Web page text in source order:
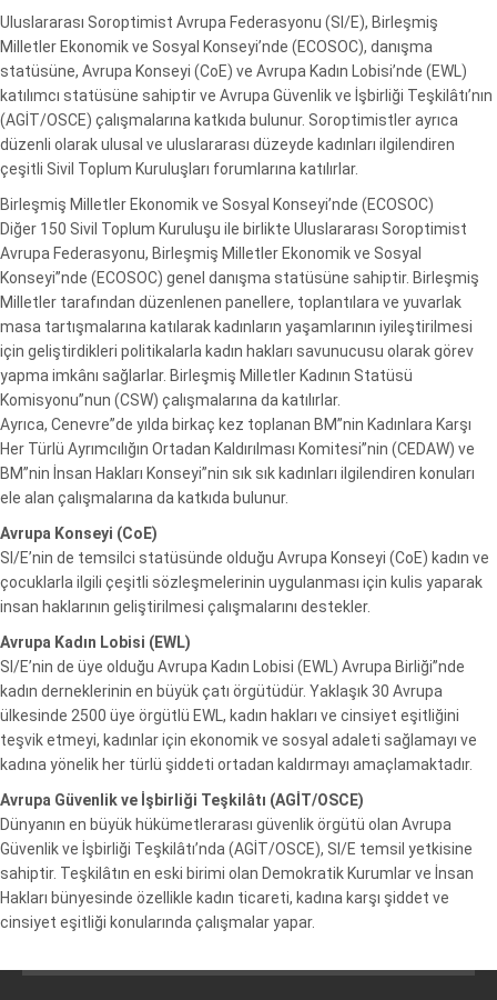
Uluslararası Soroptimist Avrupa Federasyonu (SI/E), Birleşmiş
Milletler Ekonomik ve Sosyal Konseyi’nde (ECOSOC), danışma
statüsüne, Avrupa Konseyi (CoE) ve Avrupa Kadın Lobisi’nde (EWL)
katılımcı statüsüne sahiptir ve Avrupa Güvenlik ve İşbirliği Teşkilâtı’nın
(AGİT/OSCE) çalışmalarına katkıda bulunur. Soroptimistler ayrıca
düzenli olarak ulusal ve uluslararası düzeyde kadınları ilgilendiren
çeşitli Sivil Toplum Kuruluşları forumlarına katılırlar.
Birleşmiş Milletler Ekonomik ve Sosyal Konseyi’nde (ECOSOC)
Diğer 150 Sivil Toplum Kuruluşu ile birlikte Uluslararası Soroptimist
Avrupa Federasyonu, Birleşmiş Milletler Ekonomik ve Sosyal
Konseyi”nde (ECOSOC) genel danışma statüsüne sahiptir. Birleşmiş
Milletler tarafından düzenlenen panellere, toplantılara ve yuvarlak
masa tartışmalarına katılarak kadınların yaşamlarının iyileştirilmesi
için geliştirdikleri politikalarla kadın hakları savunucusu olarak görev
yapma imkânı sağlarlar. Birleşmiş Milletler Kadının Statüsü
Komisyonu”nun (CSW) çalışmalarına da katılırlar.
Ayrıca, Cenevre”de yılda birkaç kez toplanan BM”nin Kadınlara Karşı
Her Türlü Ayrımcılığın Ortadan Kaldırılması Komitesi”nin (CEDAW) ve
BM”nin İnsan Hakları Konseyi”nin sık sık kadınları ilgilendiren konuları
ele alan çalışmalarına da katkıda bulunur.
Avrupa Konseyi (CoE)
SI/E’nin de temsilci statüsünde olduğu Avrupa Konseyi (CoE) kadın ve
çocuklarla ilgili çeşitli sözleşmelerinin uygulanması için kulis yaparak
insan haklarının geliştirilmesi çalışmalarını destekler.
Avrupa Kadın Lobisi (EWL)
SI/E’nin de üye olduğu Avrupa Kadın Lobisi (EWL) Avrupa Birliği”nde
kadın derneklerinin en büyük çatı örgütüdür. Yaklaşık 30 Avrupa
ülkesinde 2500 üye örgütlü EWL, kadın hakları ve cinsiyet eşitliğini
teşvik etmeyi, kadınlar için ekonomik ve sosyal adaleti sağlamayı ve
kadına yönelik her türlü şiddeti ortadan kaldırmayı amaçlamaktadır.
Avrupa Güvenlik ve İşbirliği Teşkilâtı (AGİT/OSCE)
Dünyanın en büyük hükümetlerarası güvenlik örgütü olan Avrupa
Güvenlik ve İşbirliği Teşkilâtı’nda (AGİT/OSCE), SI/E temsil yetkisine
sahiptir. Teşkilâtın en eski birimi olan Demokratik Kurumlar ve İnsan
Hakları bünyesinde özellikle kadın ticareti, kadına karşı şiddet ve
cinsiyet eşitliği konularında çalışmalar yapar.